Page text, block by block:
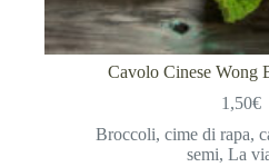
Cavolo Cinese Wong
1,50€
Broccoli, cime di rapa,
semi, La